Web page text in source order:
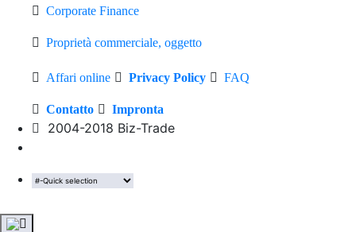
Corporate Finance
Proprietà commerciale, oggetto
Affari online Privacy Policy FAQ
Contatto Impronta
2004-2018 Biz-Trade